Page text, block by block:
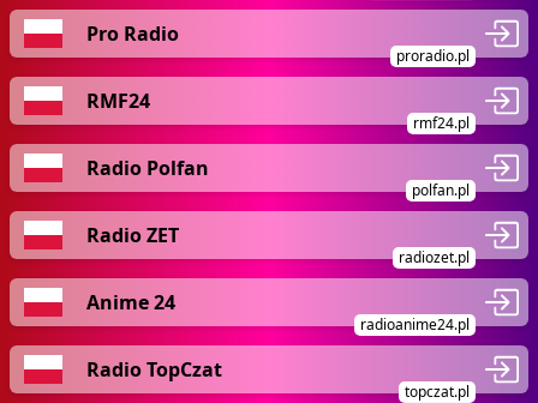
Pro Radio
proradio.pl
RMF24
rmf24.pl
Radio Polfan
polfan.pl
Radio ZET
radiozet.pl
Anime 24
radioanime24.pl
Radio TopCzat
topczat.pl